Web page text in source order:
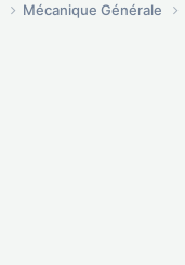
Mécanique Générale